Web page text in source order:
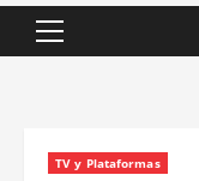
Menú
TV y Plataformas